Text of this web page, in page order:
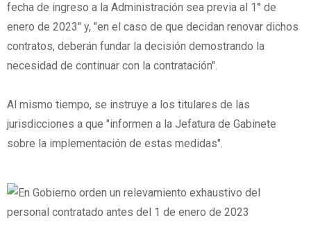
fecha de ingreso a la Administración sea previa al 1° de
enero de 2023" y, "en el caso de que decidan renovar dichos
contratos, deberán fundar la decisión demostrando la
necesidad de continuar con la contratación".
Al mismo tiempo, se instruye a los titulares de las
jurisdicciones a que "informen a la Jefatura de Gabinete
sobre la implementación de estas medidas".